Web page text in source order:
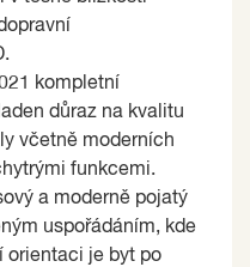
kompletní
důraz na kvalitu
včetně moderních
funkcemi.
a moderně pojatý
uspořádáním, kde
orientaci je byt po